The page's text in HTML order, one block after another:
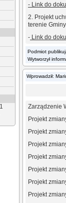
1
- Link do
2. Projekt
terenie
- Link do
Podmiot
Wytworzył
Wprowadził:
Zarządzenie
Projekt
Projekt
Projekt
Projekt
Projekt
Projekt
Projekt